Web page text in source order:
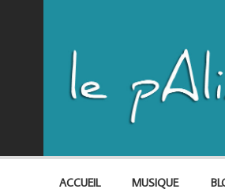
ACCUEIL MUSIQUE